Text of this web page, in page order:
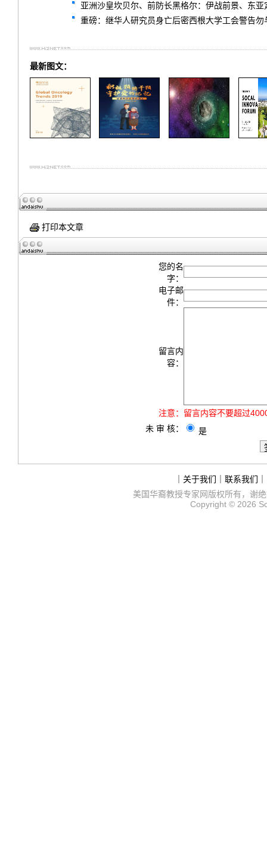
亚洲沙皇坎贝尔、前防长黑格尔：伊战前景、东亚
重磅：继华人研究员身亡后密西根大学工会警告勿
最新图文：
打印本文章
您的名
字：
电子邮
件：
留言内
容：
注意： 留言内容不要超过
未 审 核：
是
关于我们 联系我们
美国华裔教授专家网版权所有，谢
Copyright © 2026